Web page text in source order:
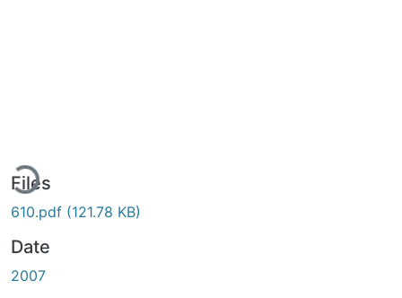
Files
610.pdf (121.78 KB)
Date
2007